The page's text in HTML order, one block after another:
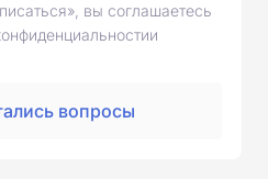
вы соглашаетесь
вопросы